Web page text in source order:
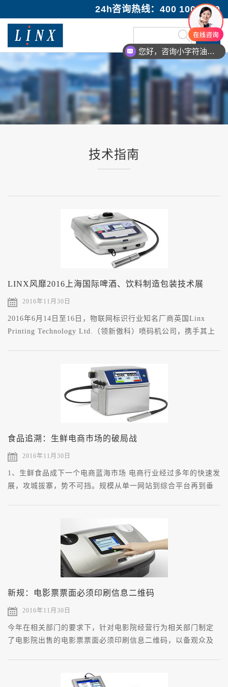
24h咨询热线：400 100 1089
技术指南
LINX风靡2016上海国际啤酒、饮料制造包装技术展
2016年11月30日
2016年6月14日至16日，物联网标识行业知名厂商英国Linx
Printing Technology Ltd.（领新傲科）喷码机公司，携手其上
食品追溯：生鲜电商市场的破局战
2016年11月30日
1、生鲜食品成下一个电商蓝海市场 电商行业经过多年的快速发
展，攻城拔寨，势不可挡。规模从单一网站到综合平台再到垂
电商时代。然而，食品和生鲜市场一直是电商大佬包括是电商
创业者们争相抢夺的一块肥肉，被誉为一个具有万亿级交易规
模的蓝海市场，而在这个领域的竞争也异常激烈。
新规：电影票票面必须印刷信息二维码
2016年11月30日
今年在相关部门的要求下，针对电影院经营行为相关部门制定
了电影院出售的电影票票面必须印刷信息二维码，以备观众及
映时间、票价、影厅名称、座位号及票务软件生成的电影票信
您好，咨询小字符油墨喷码机